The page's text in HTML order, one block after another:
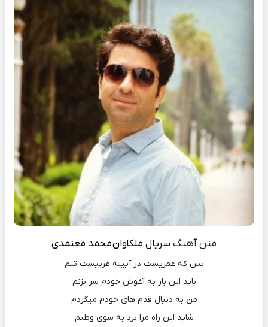
متن آهنگ سریال ملکاوانمحمد معتمدی
بس که عمریست در آیینه غریبست تنم
باید این بار به آغوش خودم سر بزنم
من به دنبال قدم های خودم میگردم
شاید این راه مرا برد به سوی وطنم